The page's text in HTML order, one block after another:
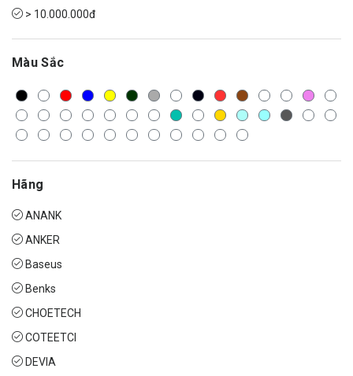
> 10.000.000đ
Màu Sắc
Hãng
ANANK
ANKER
Baseus
Benks
CHOETECH
COTEETCI
DEVIA